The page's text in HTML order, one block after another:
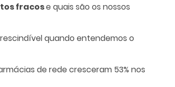
fracose quais são os nossos
quando entendemos o
de rede cresceram 53% nos